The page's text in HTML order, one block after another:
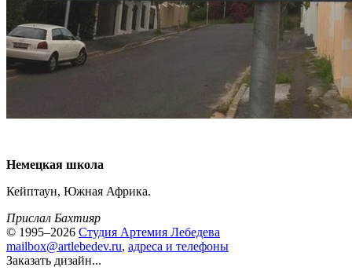
Немецкая школа
Кейптаун, Южная Африка.
Прислал Бахтияр
© 1995–2026 Студия Артемия Лебедева
mailbox@artlebedev.ru, адреса и телефоны
Заказать дизайн...